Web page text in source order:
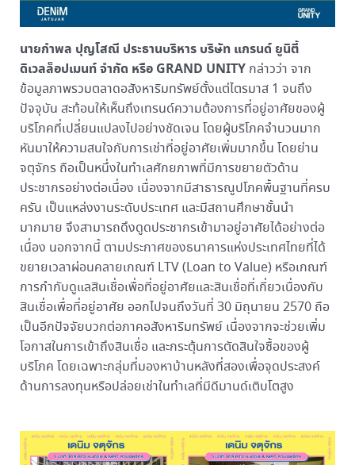
นายกำพล ปุญโสณี ประธานบริหาร บริษัท แกรนด์ ยูนิตี้
ดิเวลล็อปเมนท์ จำกัด หรือ GRAND UNITYกล่าวว่า จาก
ข้อมูลภาพรวมตลาดอสังหาริมทรัพย์ตั้งแต่ไตรมาส 1 จนถึง
ปัจจุบัน สะท้อนให้เห็นถึงเทรนด์ความต้องการที่อยู่อาศัยของผู้
บริโภคที่เปลี่ยนแปลงไปอย่างชัดเจน โดยผู้บริโภคจำนวนมาก
หันมาให้ความสนใจกับการเช่าที่อยู่อาศัยเพิ่มมากขึ้น โดยย่าน
จตุจักร ถือเป็นหนึ่งในทำเลศักยภาพที่มีการขยายตัวด้าน
ประชากรอย่างต่อเนื่อง เนื่องจากมีสาธารณูปโภคพื้นฐานที่ครบ
ครัน เป็นแหล่งงานระดับประเทศ และมีสถานศึกษาชั้นนำ
มากมาย จึงสามารถดึงดูดประชากรเข้ามาอยู่อาศัยได้อย่างต่อ
เนื่อง นอกจากนี้ ตามประกาศของธนาคารแห่งประเทศไทยที่ได้
ขยายเวลาผ่อนคลายเกณฑ์ LTV (Loan to Value) หรือเกณฑ์
การกำกับดูแลสินเชื่อเพื่อที่อยู่อาศัยและสินเชื่อที่เกี่ยวเนื่องกับ
สินเชื่อเพื่อที่อยู่อาศัย ออกไปจนถึงวันที่ 30 มิถุนายน 2570 ถือ
เป็นอีกปัจจัยบวกต่อภาคอสังหาริมทรัพย์ เนื่องจากจะช่วยเพิ่ม
โอกาสในการเข้าถึงสินเชื่อ และกระตุ้นการตัดสินใจซื้อของผู้
บริโภค โดยเฉพาะกลุ่มที่มองหาบ้านหลังที่สองเพื่อจุดประสงค์
ด้านการลงทุนหรือปล่อยเช่าในทำเลที่มีดีมานด์เติบโตสูง